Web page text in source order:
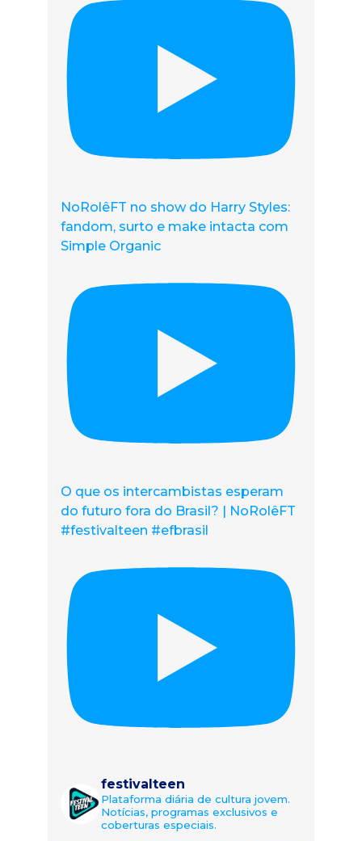
NoRolêFT no show do Harry Styles:
fandom, surto e make intacta com
Simple Organic
O que os intercambistas esperam
do futuro fora do Brasil? | NoRolêFT
#festivalteen #efbrasil
festivalteen
Plataforma diária de cultura jovem.
Notícias, programas exclusivos e
coberturas especiais.